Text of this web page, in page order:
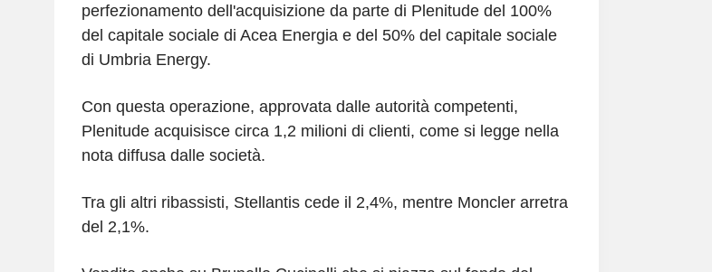
perfezionamento dell'acquisizione da parte di Plenitude del 100%
del capitale sociale di Acea Energia e del 50% del capitale sociale
di Umbria Energy.
Con questa operazione, approvata dalle autorità competenti,
Plenitude acquisisce circa 1,2 milioni di clienti, come si legge nella
nota diffusa dalle società.
Tra gli altri ribassisti, Stellantis cede il 2,4%, mentre Moncler arretra
del 2,1%.